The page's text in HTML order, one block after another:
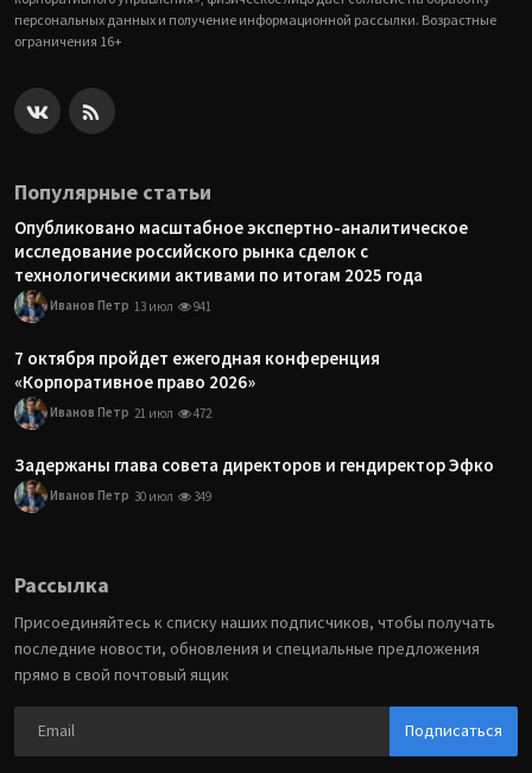
персональных данных и получение информационной рассылки. Возрастные
ограничения 16+
Популярные статьи
Опубликовано масштабное экспертно-аналитическое
исследование российского рынка сделок с
технологическими активами по итогам 2025 года
Иванов Петр 13 июл 941
7 октября пройдет ежегодная конференция
«Корпоративное право 2026»
Иванов Петр 21 июл 472
Задержаны глава совета директоров и гендиректор Эфко
Иванов Петр 30 июл 349
Рассылка
Присоединяйтесь к списку наших подписчиков, чтобы получать
последние новости, обновления и специальные предложения
прямо в свой почтовый ящик
Подписаться